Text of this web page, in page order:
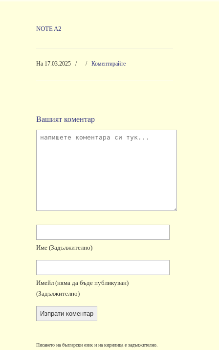
NOTE A2
На 17.03.2025 / / Коментирайте
Вашият коментар
Име (задължително)
Имейл (няма да бъде публикуван)
(задължително)
Писането на български език и на кирилица е задължително.